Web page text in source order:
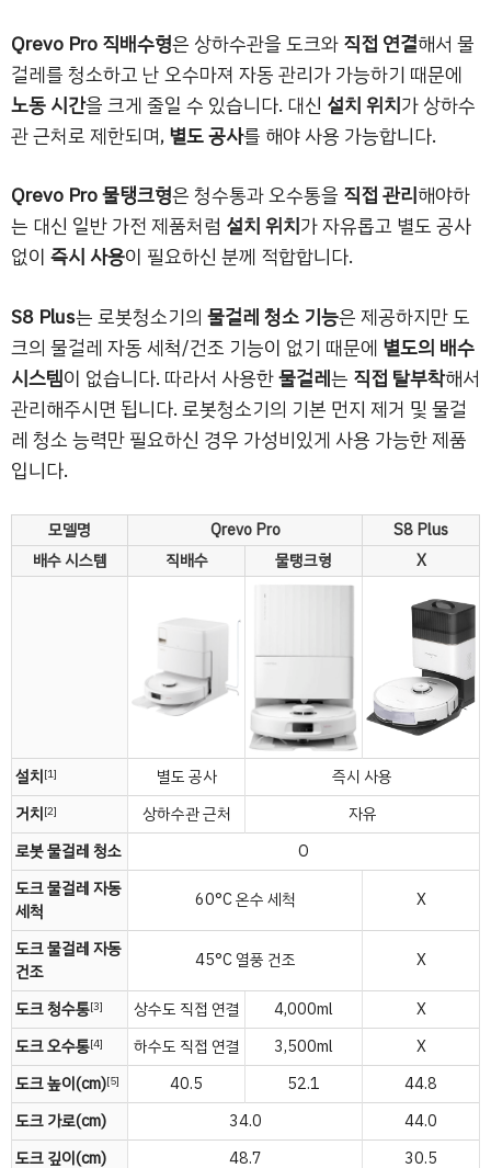
Qrevo Pro 직배수형은 상하수관을 도크와직접 연결해서 물
걸레를 청소하고 난 오수마져 자동 관리가 가능하기 때문에
노동 시간을 크게 줄일 수 있습니다. 대신 설치 위치가 상하수
관 근처로 제한되며,별도 공사를 해야 사용 가능합니다.
Qrevo Pro 물탱크형은 청수통과 오수통을 직접 관리해야하
는 대신 일반 가전 제품처럼 설치 위치가 자유롭고 별도 공사
없이 즉시 사용이 필요하신 분께 적합합니다.
S8 Plus는 로봇청소기의 물걸레 청소 기능은 제공하지만 도
크의 물걸레 자동 세척/건조 기능이 없기 때문에 별도의 배수
시스템이 없습니다. 따라서 사용한물걸레는 직접 탈부착해서
관리해주시면 됩니다. 로봇청소기의 기본 먼지 제거 및 물걸
레 청소 능력만 필요하신 경우 가성비있게 사용 가능한 제품
입니다.
모델명 Qrevo Pro
S8 Plus
배수 시스템
직배수 물탱크형 X
설치[1] 별도 공사
즉시 사용
거치[2] 상하수관 근처
자유
로봇 물걸레 청소
O
도크 물걸레 자동
세척
60°C 온수 세척 X
도크 물걸레 자동
건조
45°C 열풍 건조 X
도크 청수통[3] 상수도 직접 연결 4,000ml
X
도크 오수통[4] 하수도 직접 연결 3,500ml
X
도크 높이(cm)[5] 40.5 52.1
44.8
도크 가로(cm)
34.0
44.0
도크 깊이(cm)
48.7 30.5